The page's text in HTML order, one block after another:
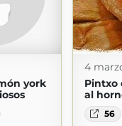
york
4
Pintxo
al
56